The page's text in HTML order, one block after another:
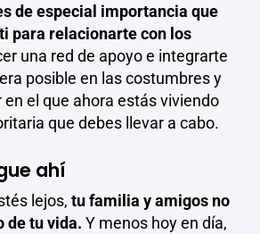
de especial importancia que
para relacionarte con los
una red de apoyo e integrarte
posible en las costumbres y
el que ahora estás viviendo
que debes llevar a cabo.
ahí
lejos, tu familia y amigos no
de tu vida. Y menos hoy en día,